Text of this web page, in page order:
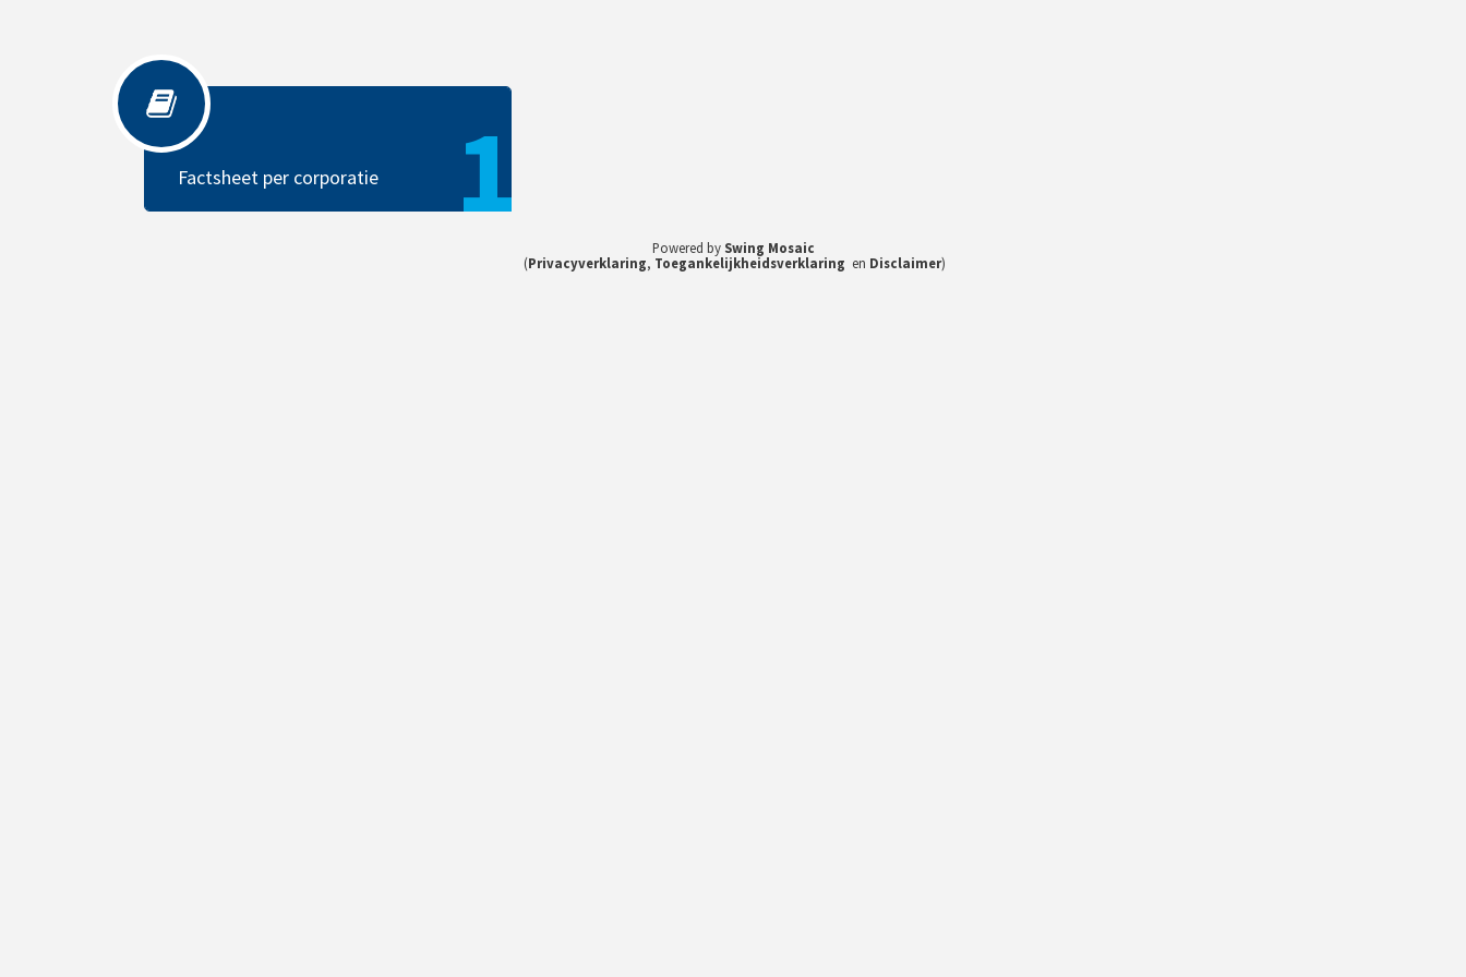
Factsheet per corporatie
Factsheet per corporatie 1
Powered by Swing Mosaic
(Privacyverklaring, Toegankelijkheidsverklaring en Disclaimer)